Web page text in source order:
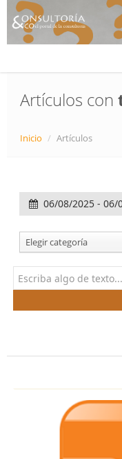
Contacto
𝕏
Artículos con
Inicio / Artículos
06/08/2025 - 06/
Elegir categoría